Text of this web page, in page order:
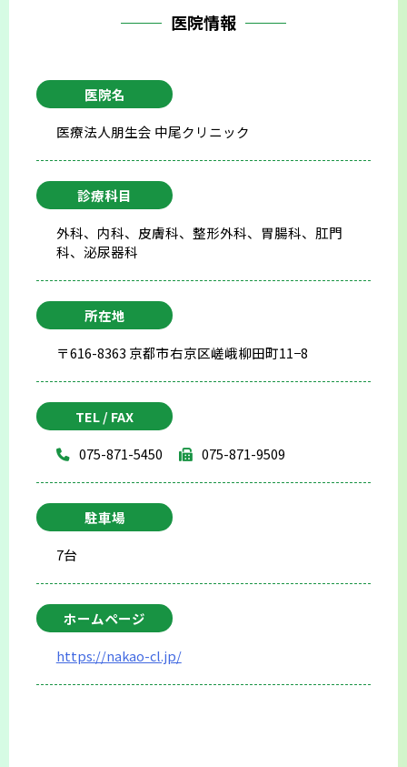
医院情報
医院名
医療法人朋生会 中尾クリニック
診療科目
外科、内科、皮膚科、整形外科、胃腸科、肛門
科、泌尿器科
所在地
〒616-8363 京都市右京区嵯峨柳田町11−8
TEL / FAX
075-871-5450
075-871-9509
駐車場
7台
ホームページ
https://nakao-cl.jp/